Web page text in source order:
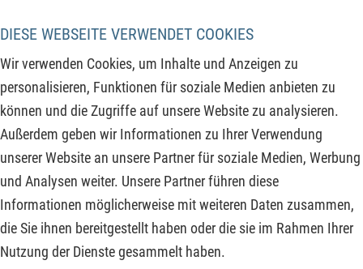
DIESE WEBSEITE VERWENDET COOKIES
Wir verwenden Cookies, um Inhalte und Anzeigen zu
personalisieren, Funktionen für soziale Medien anbieten zu
können und die Zugriffe auf unsere Website zu analysieren.
Außerdem geben wir Informationen zu Ihrer Verwendung
unserer Website an unsere Partner für soziale Medien, Werbung
und Analysen weiter. Unsere Partner führen diese
Informationen möglicherweise mit weiteren Daten zusammen,
die Sie ihnen bereitgestellt haben oder die sie im Rahmen Ihrer
Nutzung der Dienste gesammelt haben.
US-Notenbank Fed bei einer Inflation von ca. 3 % und einer
noch robusten US-Konjunktur eine Zinspause. Trotz
bestehender geopolitischer Spannungen im Nahen Osten ist
der DAX nur noch 840 Punkte von einem neuen Rekordhoch
entfernt. Auch die folgenden Unternehmen sind einen Blick
wert, denn ein charttechnischer Ausbruch dürfte hier in Kürze
bevorstehen: